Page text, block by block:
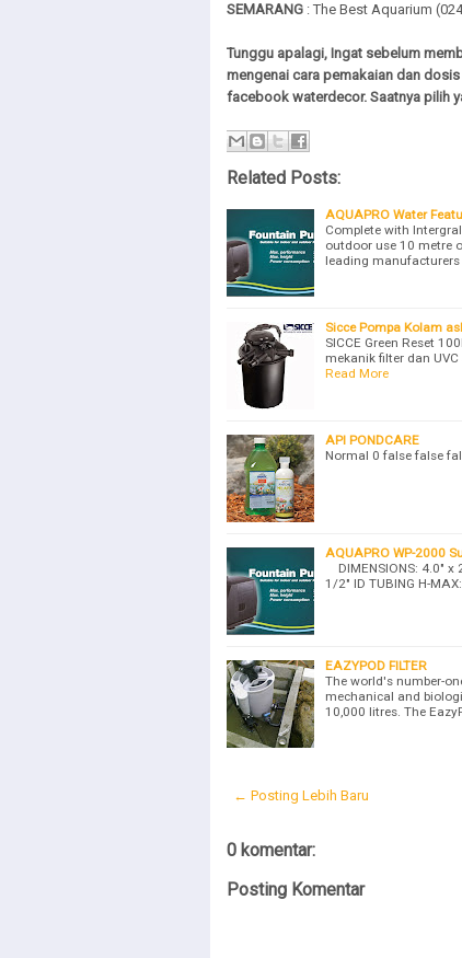
SEMARANG : The Best Aquarium
Tunggu apalagi, Ingat sebelum
mengenai cara pemakaian dan
facebook waterdecor. Saatnya pilih
Related Posts:
AQUAPRO Water
Complete with
outdoor use 10 metre
leading manufacturers
Sicce Pompa Kolam
SICCE Green Reset
mekanik filter dan
Read More
API PONDCARE
Normal 0 false false
AQUAPRO WP-2000
DIMENSIONS: 4.0" x
1/2" ID TUBING H-
EAZYPOD FILTER
The world's number-
mechanical and
10,000 litres. The
← Posting Lebih Baru
0 komentar:
Posting Komentar